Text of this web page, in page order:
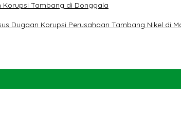
Korupsi Tambang di Donggala
Dugaan Korupsi Perusahaan Tambang Nikel di